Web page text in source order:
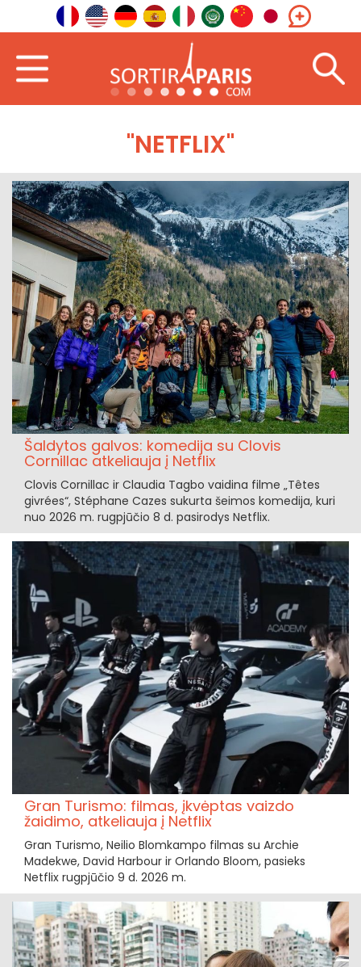
"NETFLIX"
Šaldytos galvos: komedija su Clovis
Cornillac atkeliauja į Netflix
Clovis Cornillac ir Claudia Tagbo vaidina filme „Têtes
givrées“, Stéphane Cazes sukurta šeimos komedija, kuri
nuo 2026 m. rugpjūčio 8 d. pasirodys Netflix.
Gran Turismo: filmas, įkvėptas vaizdo
žaidimo, atkeliauja į Netflix
Gran Turismo, Neilio Blomkampo filmas su Archie
Madekwe, David Harbour ir Orlando Bloom, pasieks
Netflix rugpjūčio 9 d. 2026 m.